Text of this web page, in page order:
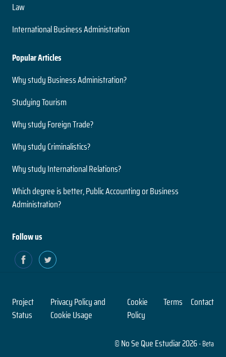
Law
International Business Administration
Popular Articles
Why study Business Administration?
Studying Tourism
Why study Foreign Trade?
Why study Criminalistics?
Why study International Relations?
Which degree is better, Public Accounting or Business
Administration?
Follow us
Project
Status
Privacy Policy and
Cookie Usage
Cookie
Policy
Terms Contact
© No Se Que Estudiar 2026- Beta